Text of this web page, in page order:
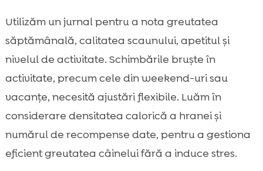
Utilizăm un jurnal pentru a nota greutatea
săptămânală, calitatea scaunului, apetitul și
nivelul de activitate. Schimbările bruște în
activitate, precum cele din weekend-uri sau
vacanțe, necesită ajustări flexibile. Luăm în
considerare densitatea calorică a hranei și
numărul de recompense date, pentru a gestiona
eficient greutatea câinelui fără a induce stres.